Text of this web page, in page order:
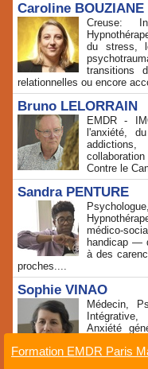
Caroline BOUZIANE
Creuse:
du stress,
transitions
relationnelles ou encore
Bruno LELORRAIN
EMDR -
l'anxiété,
Contre le
Sandra PENTURE
handicap —
à des
proches....
Sophie VINAO
Médecin,
Anxiété
Formation EMDR Paris